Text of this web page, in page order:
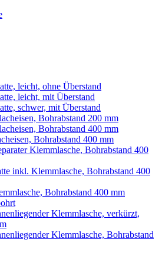
leicht, ohne Überstand
leicht, mit Überstand
schwer, mit Überstand
Bohrabstand 200 mm
Bohrabstand 400 mm
Bohrabstand 400 mm
Klemmlasche, Bohrabstand 400
inkl. Klemmlasche, Bohrabstand 400
Bohrabstand 400 mm
Klemmlasche, verkürzt,
Klemmlasche, Bohrabstand